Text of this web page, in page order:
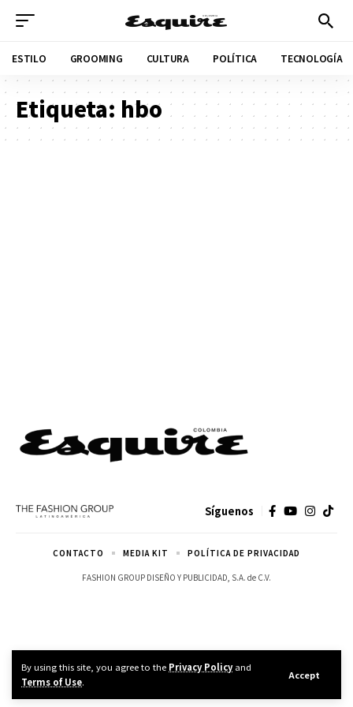
By using this site, you agree to the Privacy Policyand
Terms of Use.
Accept
ESTILO GROOMING CULTURA POLÍTICA TECNOLOGÍA
Etiqueta: hbo
Síguenos
FASHION GROUP DISEÑO Y PUBLICIDAD, S.A. de C.V.
CONTACTO MEDIA KIT POLÍTICA DE PRIVACIDAD